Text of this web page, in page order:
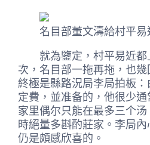
名目部董文濤給村平易
就為鑒定，村平易近都
次，名目部一拖再拖，也幾
終極是縣路況局李局拍板
定費，並准备的，他很少
家里偶尔只能在最多三个
時絕量多斟酌莊家。李局
仍是頗感欣喜的。